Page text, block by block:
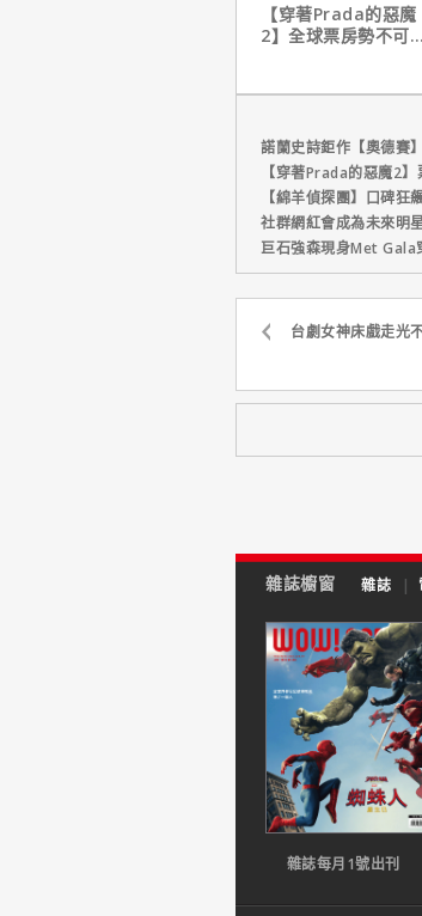
【穿著Prada的惡魔
2】全球票房勢不可
元
諾蘭史詩鉅作【奧德賽
【穿著Prada的惡魔2
【綿羊偵探團】口碑
社群網紅會成為未來明
巨石強森現身Met Gala
台劇女神床戲走光
雜誌櫥窗 雜誌 |
雜誌每月1號出刊